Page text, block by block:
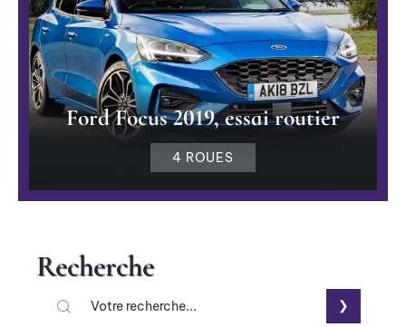
Ford Focus 2019, essai routier
4 ROUES
Recherche